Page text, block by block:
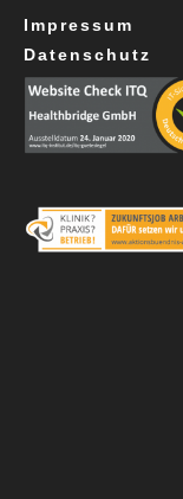
Impressum
Datenschutz